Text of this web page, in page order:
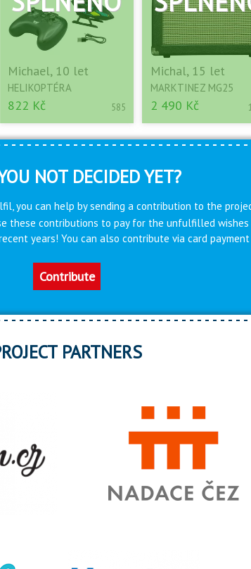
Michael, 10 let
HELIKOPTÉRA
822 Kč 585
Michal, 15 let
MARKTINEZ MG25
2 490 Kč
NOT DECIDED YET?
you can help by sending a contribution to the
these contributions to pay for the unfulfilled
years! You can also contribute via card
Contribute
PARTNERS